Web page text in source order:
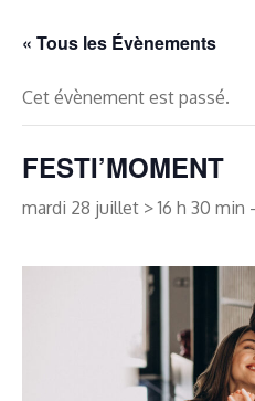
« Tous les Évènements
Cet évènement est passé.
FESTI’MOMENT
mardi 28 juillet > 16 h 30 min